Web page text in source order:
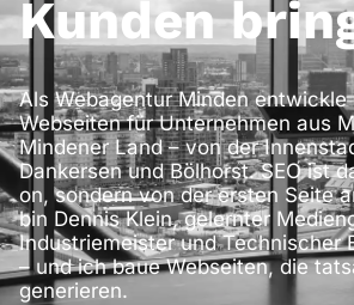
Kunden
Als Webagentur Minden entwickle
Webseiten für Unternehmen aus
Mindener Land – von der
Dankersen und Bölhorst. SEO ist
on, sondern von der ersten Seite
bin Dennis Klein, gelernter
Industriemeister und Technischer
– und ich baue Webseiten, die
generieren.